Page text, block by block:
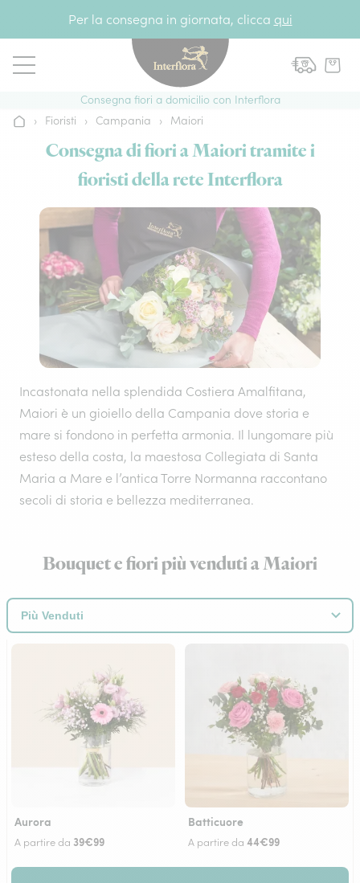
Per la consegna in giornata, clicca qui
Consegna fiori a domicilio con Interflora
Home› Fioristi › Campania › Maiori
Consegna di fiori a Maiori tramite i
fioristi della rete Interflora
Incastonata nella splendida Costiera Amalfitana,
Maiori è un gioiello della Campania dove storia e
mare si fondono in perfetta armonia. Il lungomare più
esteso della costa, la maestosa Collegiata di Santa
Maria a Mare e l’antica Torre Normanna raccontano
secoli di storia e bellezza mediterranea.
Bouquet e fiori più venduti a Maiori
Aurora
A partire da 39€99
Batticuore
A partire da 44€99